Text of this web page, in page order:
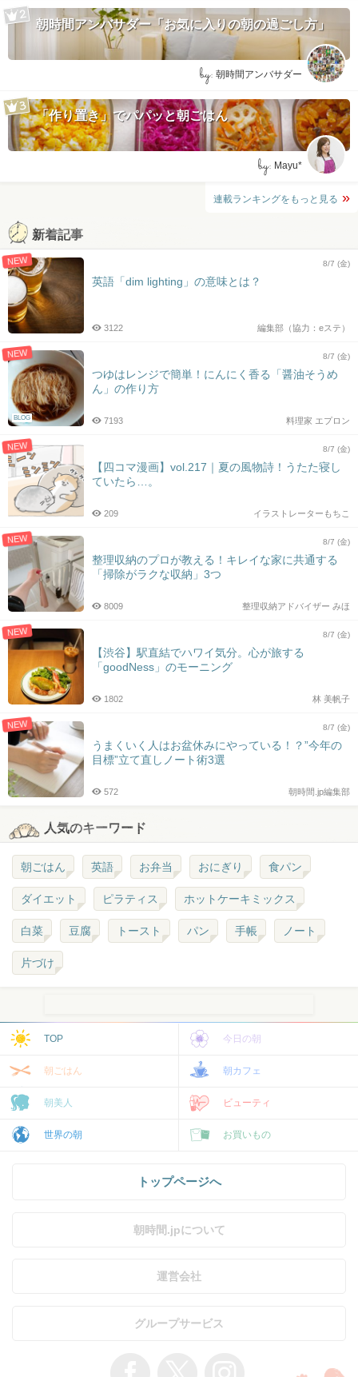
朝時間アンバサダー「お気に入りの朝の過ごし方」
by: 朝時間アンバサダー
「作り置き」でパパッと朝ごはん
by: Mayu*
連載ランキングをもっと見る
新着記事
NEW 8/7 (金)
英語「dim lighting」の意味とは？
編集部（協力：eステ）
3122
NEW
BLOG
8/7 (金)
つゆはレンジで簡単！にんにく香る「醤油そうめ
ん」の作り方
料理家 エプロン
7193
NEW 8/7 (金)
【四コマ漫画】vol.217｜夏の風物詩！うたた寝し
ていたら…。
イラストレーターもちこ
209
NEW 8/7 (金)
整理収納のプロが教える！キレイな家に共通する
「掃除がラクな収納」3つ
整理収納アドバイザー みほ
8009
NEW 8/7 (金)
【渋谷】駅直結でハワイ気分。心が旅する
「goodNess」のモーニング
林 美帆子
1802
NEW 8/7 (金)
うまくいく人はお盆休みにやっている！？”今年の
目標”立て直しノート術3選
朝時間.jp編集部
572
人気のキーワード
朝ごはん 英語 お弁当 おにぎり 食パン
ダイエット ピラティス ホットケーキミックス
白菜 豆腐 トースト パン 手帳 ノート
片づけ
TOP 今日の朝
朝ごはん 朝カフェ
朝美人 ビューティ
世界の朝 お買いもの
トップページへ
朝時間.jpについて
運営会社
グループサービス